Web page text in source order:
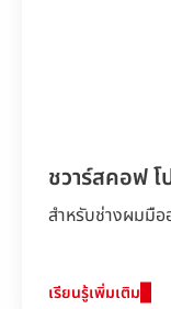
ชวาร์สคอฟ
สำหรับช่างผมมือ
เรียนรู้เพิ่มเติม